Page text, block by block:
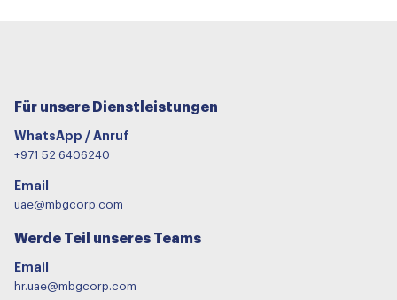
Für unsere Dienstleistungen
WhatsApp / Anruf
+971 52 6406240
Email
uae@mbgcorp.com
Werde Teil unseres Teams
Email
hr.uae@mbgcorp.com